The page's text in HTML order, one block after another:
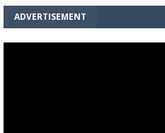
ADVERTISEMENT